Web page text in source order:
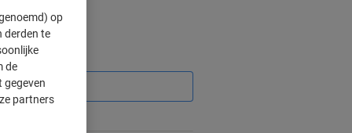
op
derden te
de
gegeven
partners